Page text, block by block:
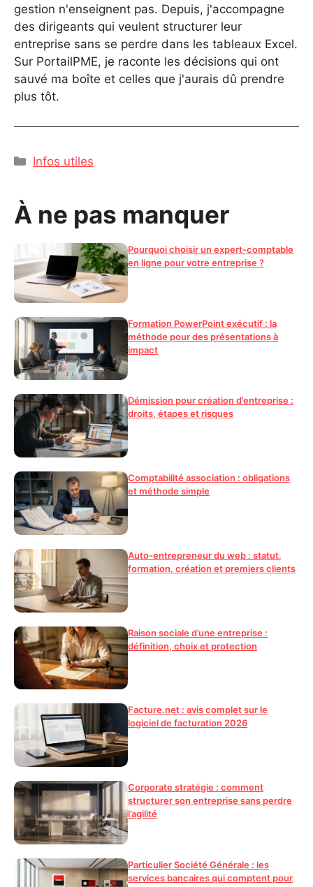
gestion n'enseignent pas. Depuis, j'accompagne
des dirigeants qui veulent structurer leur
entreprise sans se perdre dans les tableaux Excel.
Sur PortailPME, je raconte les décisions qui ont
sauvé ma boîte et celles que j'aurais dû prendre
plus tôt.
Catégories
Infos utiles
À ne pas manquer
Pourquoi choisir un expert-comptable
en ligne pour votre entreprise ?
Formation PowerPoint exécutif : la
méthode pour des présentations à
impact
Démission pour création d’entreprise :
droits, étapes et risques
Comptabilité association : obligations
et méthode simple
Auto-entrepreneur du web : statut,
formation, création et premiers clients
Raison sociale d’une entreprise :
définition, choix et protection
Facture.net : avis complet sur le
logiciel de facturation 2026
Corporate stratégie : comment
structurer son entreprise sans perdre
l’agilité
Particulier Société Générale : les
services bancaires qui comptent pour